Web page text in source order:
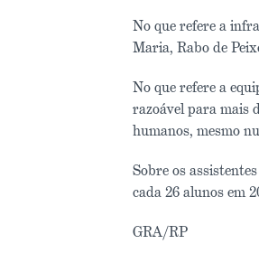
No que refere a
Maria, Rabo de
No que refere a
razoável para mais
humanos, mesmo
Sobre os
cada 26 alunos em
GRA/RP